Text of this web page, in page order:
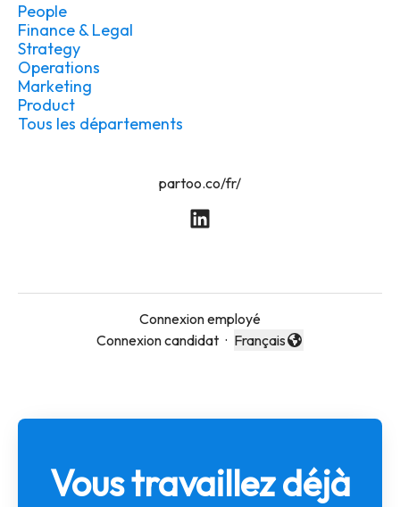
People
Finance & Legal
Strategy
Operations
Marketing
Product
Tous les départements
partoo.co/fr/
Connexion employé
Connexion candidat ·
Changer la langue
Français
Vous travaillez déjà